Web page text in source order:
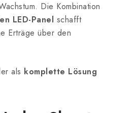
Die Kombination
LED-Panel schafft
Erträge über den
als komplette Lösung